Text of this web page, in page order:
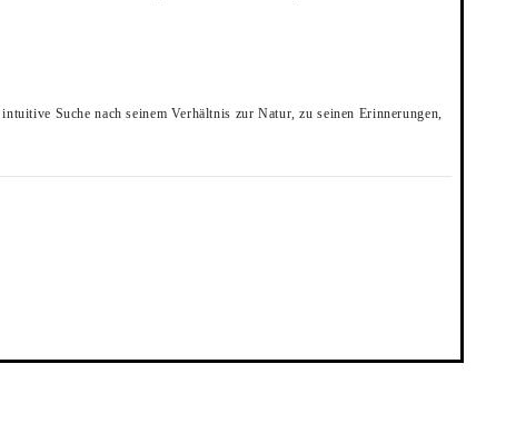
Suche nach seinem Verhältnis zur Natur, zu seinen Erinnerungen,